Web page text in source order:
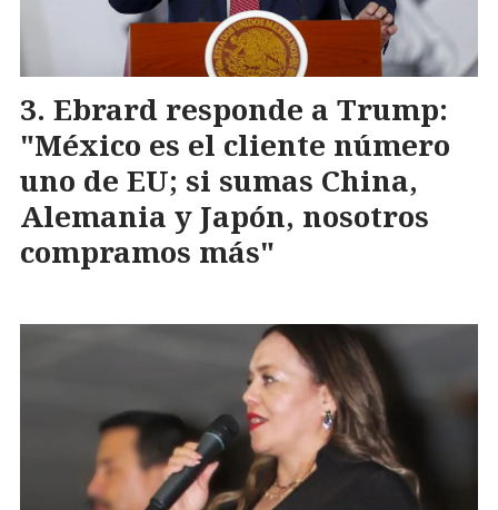
Ebrard responde a Trump:
"México es el cliente número
uno de EU; si sumas China,
Alemania y Japón, nosotros
compramos más"